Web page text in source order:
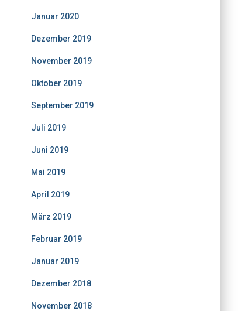
Januar 2020
Dezember 2019
November 2019
Oktober 2019
September 2019
Juli 2019
Juni 2019
Mai 2019
April 2019
März 2019
Februar 2019
Januar 2019
Dezember 2018
November 2018